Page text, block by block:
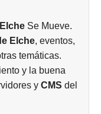
ElcheSe Mueve.
Elche, eventos,
temáticas.
y la buena
y CMS del